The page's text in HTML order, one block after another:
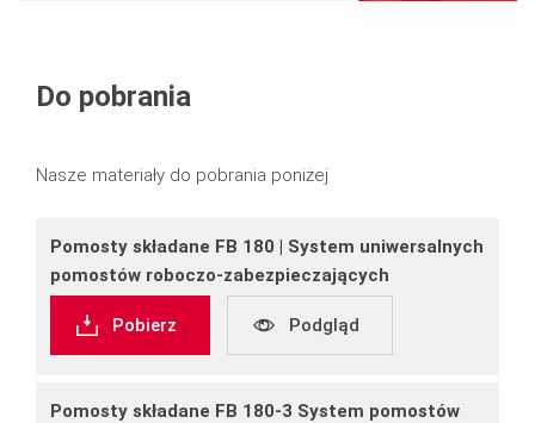
Do pobrania
Nasze materiały do pobrania poniżej
Pomosty składane FB 180 | System uniwersalnych
pomostów roboczo-zabezpieczających
Pobierz Podgląd
Pomosty składane FB 180-3 System pomostów